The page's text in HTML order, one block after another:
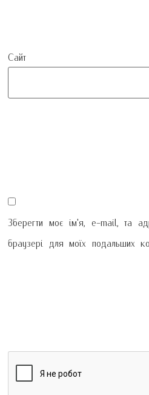
Сайт
Зберегти моє ім'я, e-mail, та
браузері для моїх подальших